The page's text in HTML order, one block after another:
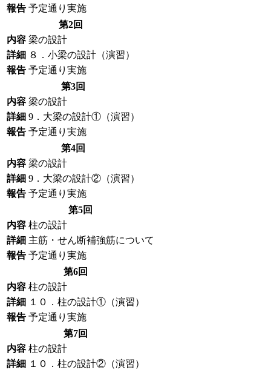
報告 予定通り実施
第2回
内容 梁の設計
詳細 ８．小梁の設計（演習）
報告 予定通り実施
第3回
内容 梁の設計
詳細 9．大梁の設計①（演習）
報告 予定通り実施
第4回
内容 梁の設計
詳細 9．大梁の設計②（演習）
報告 予定通り実施
第5回
内容 柱の設計
詳細 主筋・せん断補強筋について
報告 予定通り実施
第6回
内容 柱の設計
詳細 １０．柱の設計①（演習）
報告 予定通り実施
第7回
内容 柱の設計
詳細 １０．柱の設計②（演習）